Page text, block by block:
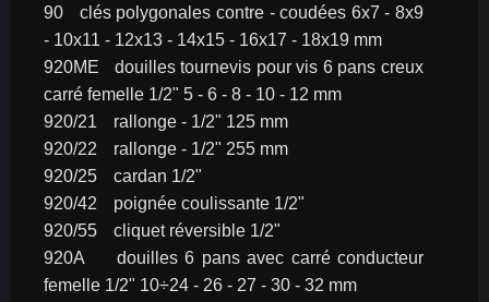
90	clés polygonales contre - coudées 6x7 - 8x9
- 10x11 - 12x13 - 14x15 - 16x17 - 18x19 mm
920ME	douilles tournevis pour vis 6 pans creux
carré femelle 1/2" 5 - 6 - 8 - 10 - 12 mm
920/21	rallonge - 1/2" 125 mm
920/22	rallonge - 1/2" 255 mm
920/25	cardan 1/2"
920/42	poignée coulissante 1/2"
920/55	cliquet réversible 1/2"
920A	douilles 6 pans avec carré conducteur
femelle 1/2" 10÷24 - 26 - 27 - 30 - 32 mm